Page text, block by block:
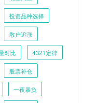
投资品种选择
散户追涨
对比 4321定律
股票补仓
一夜暴负